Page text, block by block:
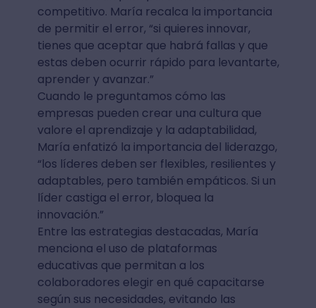
competitivo. María recalca la importancia
de permitir el error, “si quieres innovar,
tienes que aceptar que habrá fallas y que
estas deben ocurrir rápido para levantarte,
aprender y avanzar.”
Cuando le preguntamos cómo las
empresas pueden crear una cultura que
valore el aprendizaje y la adaptabilidad,
María enfatizó la importancia del liderazgo,
“los líderes deben ser flexibles, resilientes y
adaptables, pero también empáticos. Si un
líder castiga el error, bloquea la
innovación.”
Entre las estrategias destacadas, María
menciona el uso de plataformas
educativas que permitan a los
colaboradores elegir en qué capacitarse
según sus necesidades, evitando las